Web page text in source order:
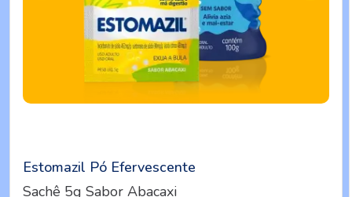
Estomazil Pó Efervescente
Sachê 5g Sabor Abacaxi